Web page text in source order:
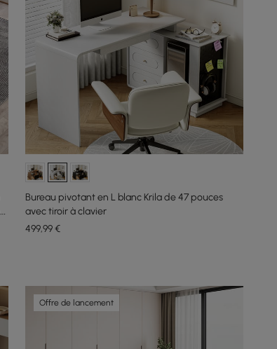
Bureau pivotant en L blanc Krila de 47 pouces
avec tiroir à clavier
499,99€
Offre de lancement